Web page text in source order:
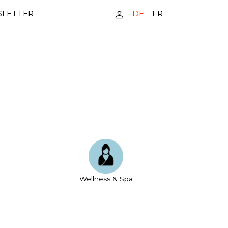
DE FR
Wellness & Spa